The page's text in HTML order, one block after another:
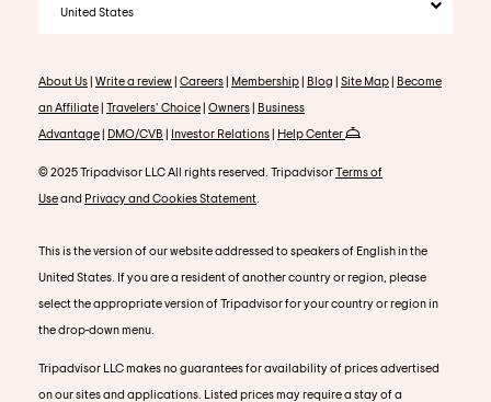
United States
About Us| Write a review| Careers| Membership| Blog | Site Map| Become
an Affiliate| Travelers' Choice| Owners| Business
Advantage| DMO/CVB | Investor Relations| Help Center
© 2025 Tripadvisor LLC All rights reserved. TripadvisorTerms of
Useand Privacy and Cookies Statement
This is the version of our website addressed to speakers of English in the
United States. If you are a resident of another country or region, please
select the appropriate version of Tripadvisor for your country or region in
the drop-down menu.
Tripadvisor LLC makes no guarantees for availability of prices advertised
on our sites and applications. Listed prices may require a stay of a